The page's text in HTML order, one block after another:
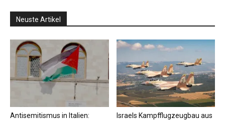
Neuste Artikel
Antisemitismus in Italien:
Israels Kampfflugzeugbau aus